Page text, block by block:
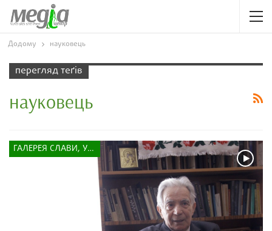
Додому науковець
перегляд теґів
науковець
ГАЛЕРЕЯ СЛАВИ, УСПІХУ, НАДІЇ